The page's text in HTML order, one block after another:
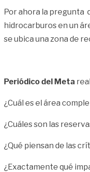
Por ahora la pregunta
hidrocarburos en un
se ubica una zona de
Periódico del Meta
¿Cuál es el área
¿Cuáles son las
¿Qué piensan de las
¿Exactamente qué